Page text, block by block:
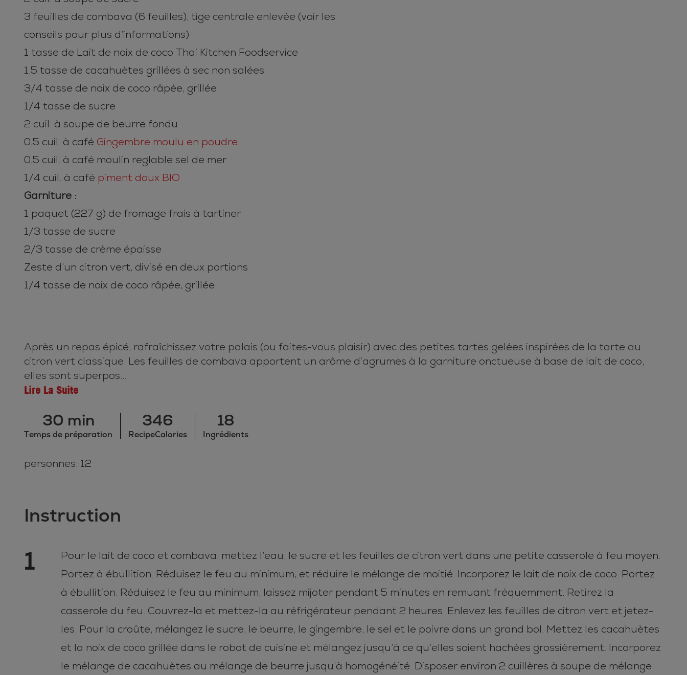
3 feuilles de combava (6 feuilles), tige centrale enlevée (voir les
conseils pour plus d’informations)
1 tasse de Lait de noix de coco Thai Kitchen Foodservice
1,5 tasse de cacahuètes grillées à sec non salées
3/4 tasse de noix de coco râpée, grillée
1/4 tasse de sucre
2 cuil. à soupe de beurre fondu
0,5 cuil. à café Gingembre moulu en poudre
0,5 cuil. à café moulin reglable sel de mer
1/4 cuil. à café piment doux BIO
Garniture :
1 paquet (227 g) de fromage frais à tartiner
1/3 tasse de sucre
2/3 tasse de crème épaisse
Zeste d’un citron vert, divisé en deux portions
1/4 tasse de noix de coco râpée, grillée
Après un repas épicé, rafraîchissez votre palais (ou faites-vous plaisir) avec des petites tartes gelées inspirées de la tarte au
citron vert classique. Les feuilles de combava apportent un arôme d’agrumes à la garniture onctueuse à base de lait de coco,
elles sont superpos...
Lire La Suite
30 min
Temps de préparation
346
RecipeCalories
18
Ingrédients
personnes: 12
Instruction
1
Pour le lait de coco et combava, mettez l’eau, le sucre et les feuilles de citron vert dans une petite casserole à feu moyen.
Portez à ébullition. Réduisez le feu au minimum, et réduire le mélange de moitié. Incorporez le lait de noix de coco. Portez
à ébullition. Réduisez le feu au minimum, laissez mijoter pendant 5 minutes en remuant fréquemment. Retirez la
casserole du feu. Couvrez-la et mettez-la au réfrigérateur pendant 2 heures. Enlevez les feuilles de citron vert et jetez-
les. Pour la croûte, mélangez le sucre, le beurre, le gingembre, le sel et le poivre dans un grand bol. Mettez les cacahuètes
et la noix de coco grillée dans le robot de cuisine et mélangez jusqu’à ce qu’elles soient hachées grossièrement. Incorporez
le mélange de cacahuètes au mélange de beurre jusqu’à homogénéité. Disposer environ 2 cuillères à soupe de mélange